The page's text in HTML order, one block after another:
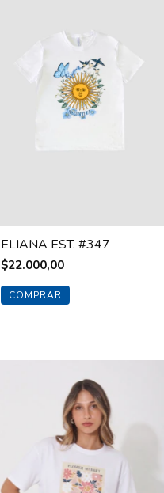
ELIANA EST. #347
$22.000,00
COMPRAR